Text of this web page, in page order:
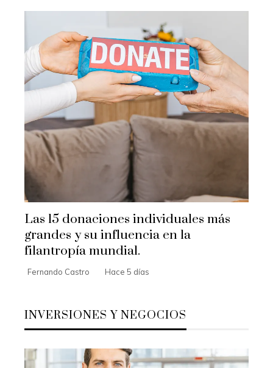
Las 15 donaciones individuales más
grandes y su influencia en la
filantropía mundial.
Fernando Castro Hace 5 días
INVERSIONES Y NEGOCIOS